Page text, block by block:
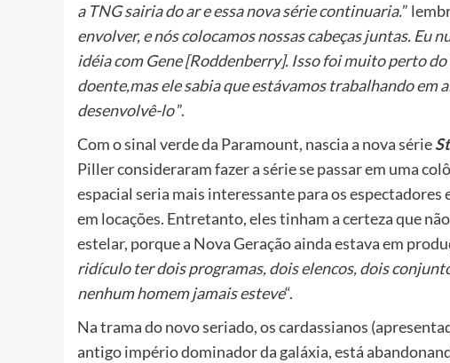
a TNG sairia do ar e essa nova série continuaria.”
envolver, e nós colocamos nossas cabeças juntas.
idéia com Gene [Roddenberry]. Isso foi muito perto
doente,mas ele sabia que estávamos trabalhando em
desenvolvê-lo”.
Com o sinal verde da Paramount, nascia a nova série
Piller consideraram fazer a série se passar em uma
espacial seria mais interessante para os
em locações. Entretanto, eles tinham a certeza que
estelar, porque a Nova Geração ainda estava em
ridículo ter dois programas, dois elencos, dois
nenhum homem jamais esteve“.
Na trama do novo seriado, os cardassianos
antigo império dominador da galáxia, está